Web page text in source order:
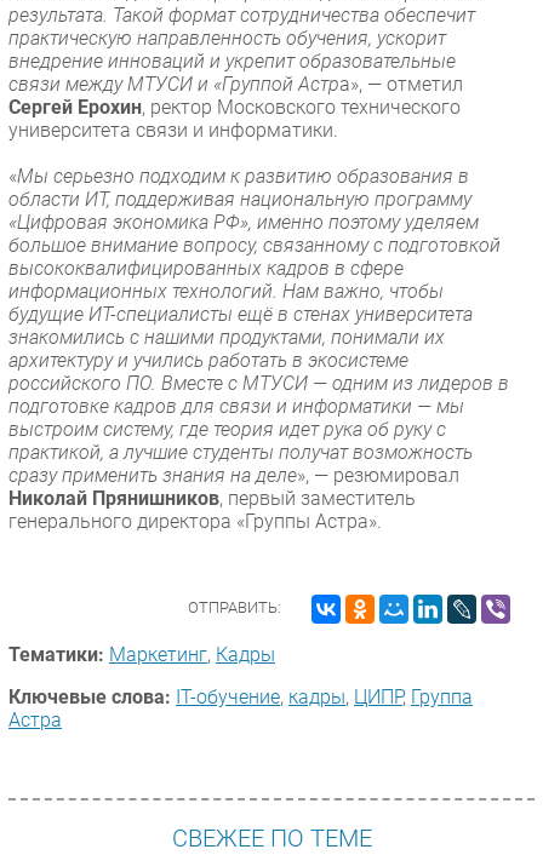
результата. Такой формат сотрудничества обеспечит
практическую направленность обучения, ускорит
внедрение инноваций и укрепит образовательные
связи между МТУСИ и «Группой Астра», — отметил
Сергей Ерохин, ректор Московского технического
университета связи и информатики.
«Мы серьезно подходим к развитию образования в
области ИТ, поддерживая национальную программу
«Цифровая экономика РФ», именно поэтому уделяем
большое внимание вопросу, связанному с подготовкой
высококвалифицированных кадров в сфере
информационных технологий. Нам важно, чтобы
будущие ИТ-специалисты ещё в стенах университета
знакомились с нашими продуктами, понимали их
архитектуру и учились работать в экосистеме
российского ПО. Вместе с МТУСИ — одним из лидеров в
подготовке кадров для связи и информатики — мы
выстроим систему, где теория идет рука об руку с
практикой, а лучшие студенты получат возможность
сразу применить знания на деле», — резюмировал
Николай Прянишников, первый заместитель
генерального директора «Группы Астра».
ОТПРАВИТЬ:
Тематики: Маркетинг, Кадры
Ключевые слова: IT-обучение, кадры, ЦИПР, Группа
Астра
СВЕЖЕЕ ПО ТЕМЕ